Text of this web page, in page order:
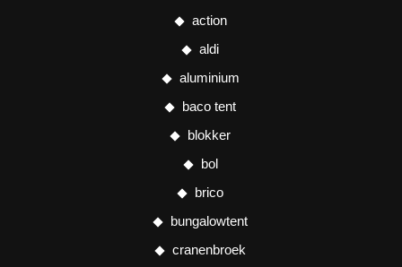
action
aldi
aluminium
baco tent
blokker
bol
brico
bungalowtent
cranenbroek